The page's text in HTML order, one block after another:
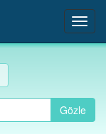
Gözle